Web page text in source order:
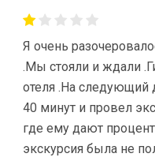
Я очень
.Мы стояли и ждали
отеля .На следующий
40 минут и провел
где ему дают
экскурсия была не